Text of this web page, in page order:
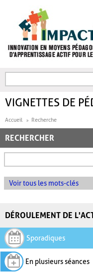
FORMULAIRE DE
VIGNETTES DE
Accueil Recherche
RECHERCHER
Voir tous les mots-clés
DÉROULEMENT DE
Sporadiques
En plusieurs séances